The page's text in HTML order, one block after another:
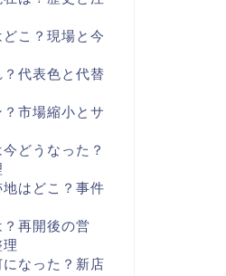
こ？現場と今
代表色と代替
市場縮小とサ
どうなった？
はどこ？事件
再開後の営
なった？新店